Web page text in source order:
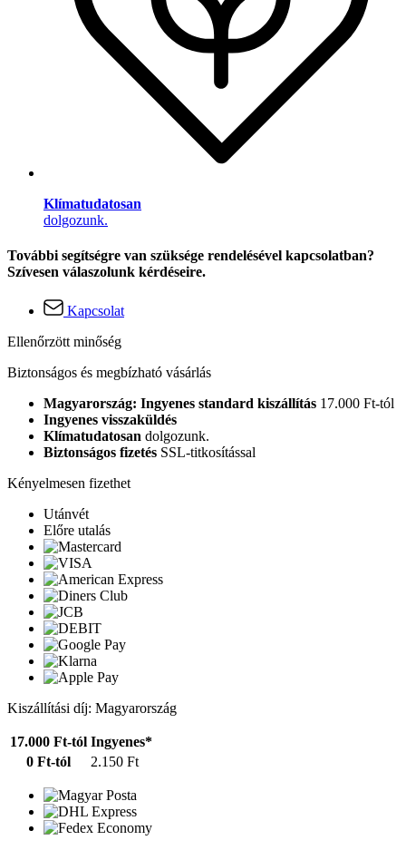
Klímatudatosan
dolgozunk.
További segítségre van szüksége rendelésével kapcsolatban?
Szívesen válaszolunk kérdéseire.
Kapcsolat
Ellenőrzött minőség
Biztonságos és megbízható vásárlás
Magyarország: Ingyenes standard kiszállítás 17.000 Ft-tól
Ingyenes visszaküldés
Klímatudatosan dolgozunk.
Biztonságos fizetés SSL-titkosítással
Kényelmesen fizethet
Utánvét
Előre utalás
Kiszállítási díj: Magyarország
17.000 Ft-tól Ingyenes*
0 Ft-tól
2.150 Ft